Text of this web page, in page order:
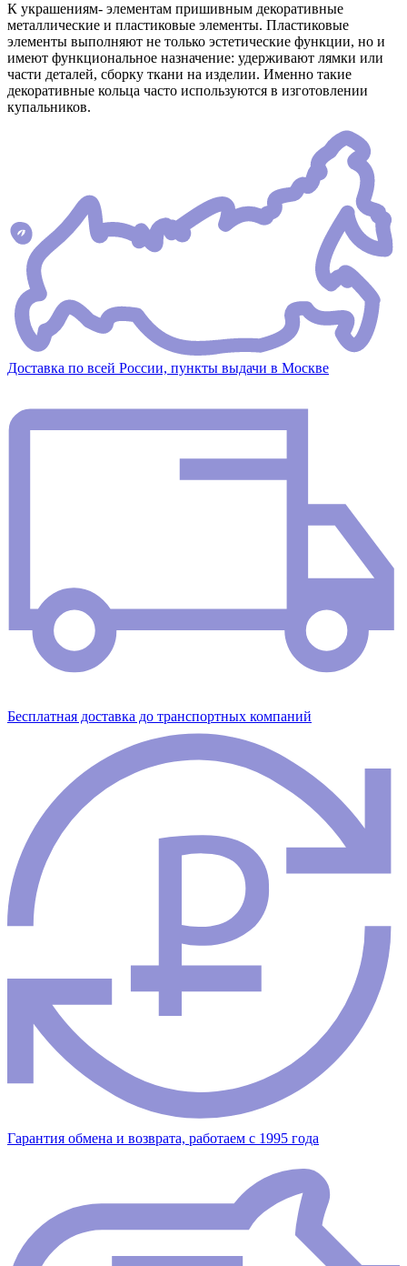
К украшениям- элементам пришивным декоративные
металлические и пластиковые элементы. Пластиковые
элементы выполняют не только эстетические функции, но и
имеют функциональное назначение: удерживают лямки или
части деталей, сборку ткани на изделии. Именно такие
декоративные кольца часто используются в изготовлении
купальников.
Доставка по всей России, пункты выдачи в Москве
Бесплатная доставка до транспортных компаний
Гарантия обмена и возврата, работаем с 1995 года